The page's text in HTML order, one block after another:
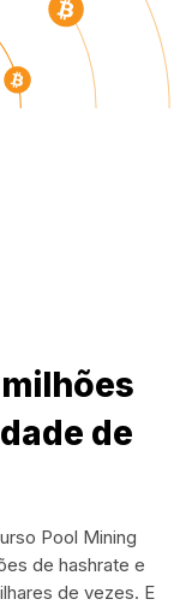
de
Pool Mining
de hashrate e
de vezes. E